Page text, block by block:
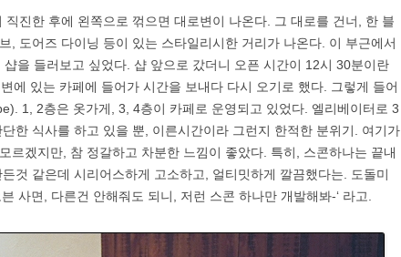
직진한 후에 왼쪽으로 꺾으면 대로변이 나온다. 그 대로를 건너, 한 블
, 도어즈 다이닝 등이 있는 스타일리시한 거리가 나온다. 이 부근에서
샵을 들러보고 싶었다. 샵 앞으로 갔더니 오픈 시간이 12시 30분이란
에 있는 카페에 들어가 시간을 보내다 다시 오기로 했다. 그렇게 들어
1, 2층은 옷가게, 3, 4층이 카페로 운영되고 있었다. 엘리베이터로 3
한 식사를 하고 있을 뿐, 이른시간이라 그런지 한적한 분위기. 여기가
르겠지만, 참 정갈하고 차분한 느낌이 좋았다. 특히, 스콘하나는 끝내
것 같은데 시리어스하게 고소하고, 얼티밋하게 깔끔했다는. 도돌미
사면, 다른건 안해줘도 되니, 저런 스콘 하나만 개발해봐-‘ 라고.